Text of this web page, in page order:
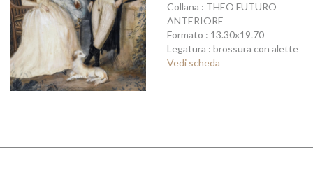
Collana : THEO FUTURO
ANTERIORE
Formato : 13.30x19.70
Legatura : brossura con alette
Vedi scheda